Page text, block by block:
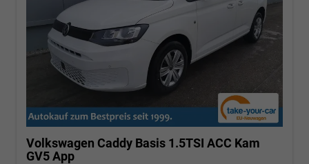
Volkswagen Caddy Basis 1.5TSI ACC Kam
GV5 App